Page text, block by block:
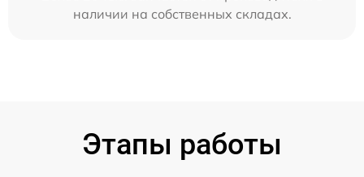
наличии на собственных складах.
Этапы работы